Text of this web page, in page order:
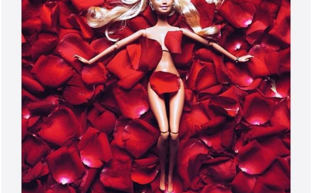
657 365